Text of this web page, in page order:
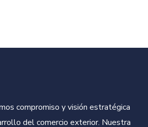
compromiso y visión estratégica
del comercio exterior. Nuestra